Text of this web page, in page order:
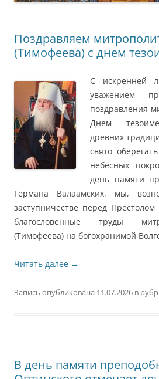
Поздравляем
(Тимофеева) с днем
С искренней
уважением
поздравления
Днем
древних
свято
небесных
день памяти
Германа Валаамских, мы,
заступничестве перед
благословенные труды
(Тимофеева) на богохранимой
Читать далее →
Запись опубликована 11.07.2026 в
В день памяти